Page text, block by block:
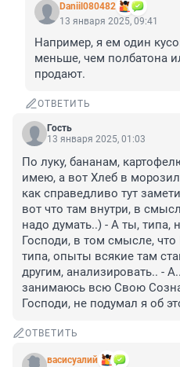
Daniil080482
13 января 2025, 09:41
Например, я ем один
меньше, чем полбатона
продают.
ОТВЕТИТЬ
Гость
13 января 2025, 01:03
По луку, бананам,
имею, а вот Хлеб в
как справедливо тут
вот что там внутри, в
надо думать..) - А ты, типа,
Господи, в том смысле, что
типа, опыты всякие там
другим, анализировать.. -
занимаюсь всю Свою
Господи, не подумал я об
ОТВЕТИТЬ
васисуалий